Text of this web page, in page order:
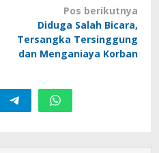
Pos berikutnya
Diduga Salah Bicara,
Tersangka Tersinggung
dan Menganiaya Korban